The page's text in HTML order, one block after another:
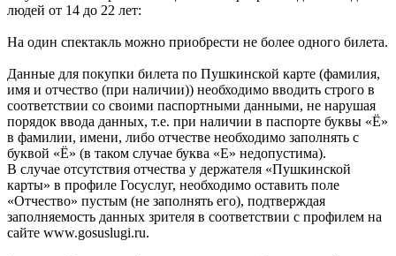
людей от 14 до 22 лет:
На один спектакль можно приобрести не более одного билета.
Данные для покупки билета по Пушкинской карте (фамилия,
имя и отчество (при наличии)) необходимо вводить строго в
соответствии со своими паспортными данными, не нарушая
порядок ввода данных, т.е. при наличии в паспорте буквы «Ё»
в фамилии, имени, либо отчестве необходимо заполнять с
буквой «Ё» (в таком случае буква «Е» недопустима).
В случае отсутствия отчества у держателя «Пушкинской
карты» в профиле Госуслуг, необходимо оставить поле
«Отчество» пустым (не заполнять его), подтверждая
заполняемость данных зрителя в соответствии с профилем на
сайте www.gosuslugi.ru.